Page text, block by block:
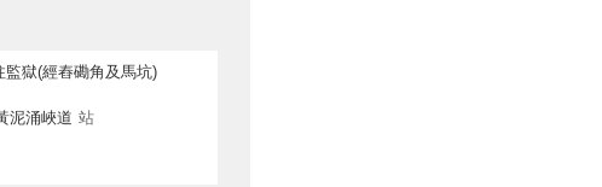
監獄(經舂磡角及馬坑)
泥涌峽道 站